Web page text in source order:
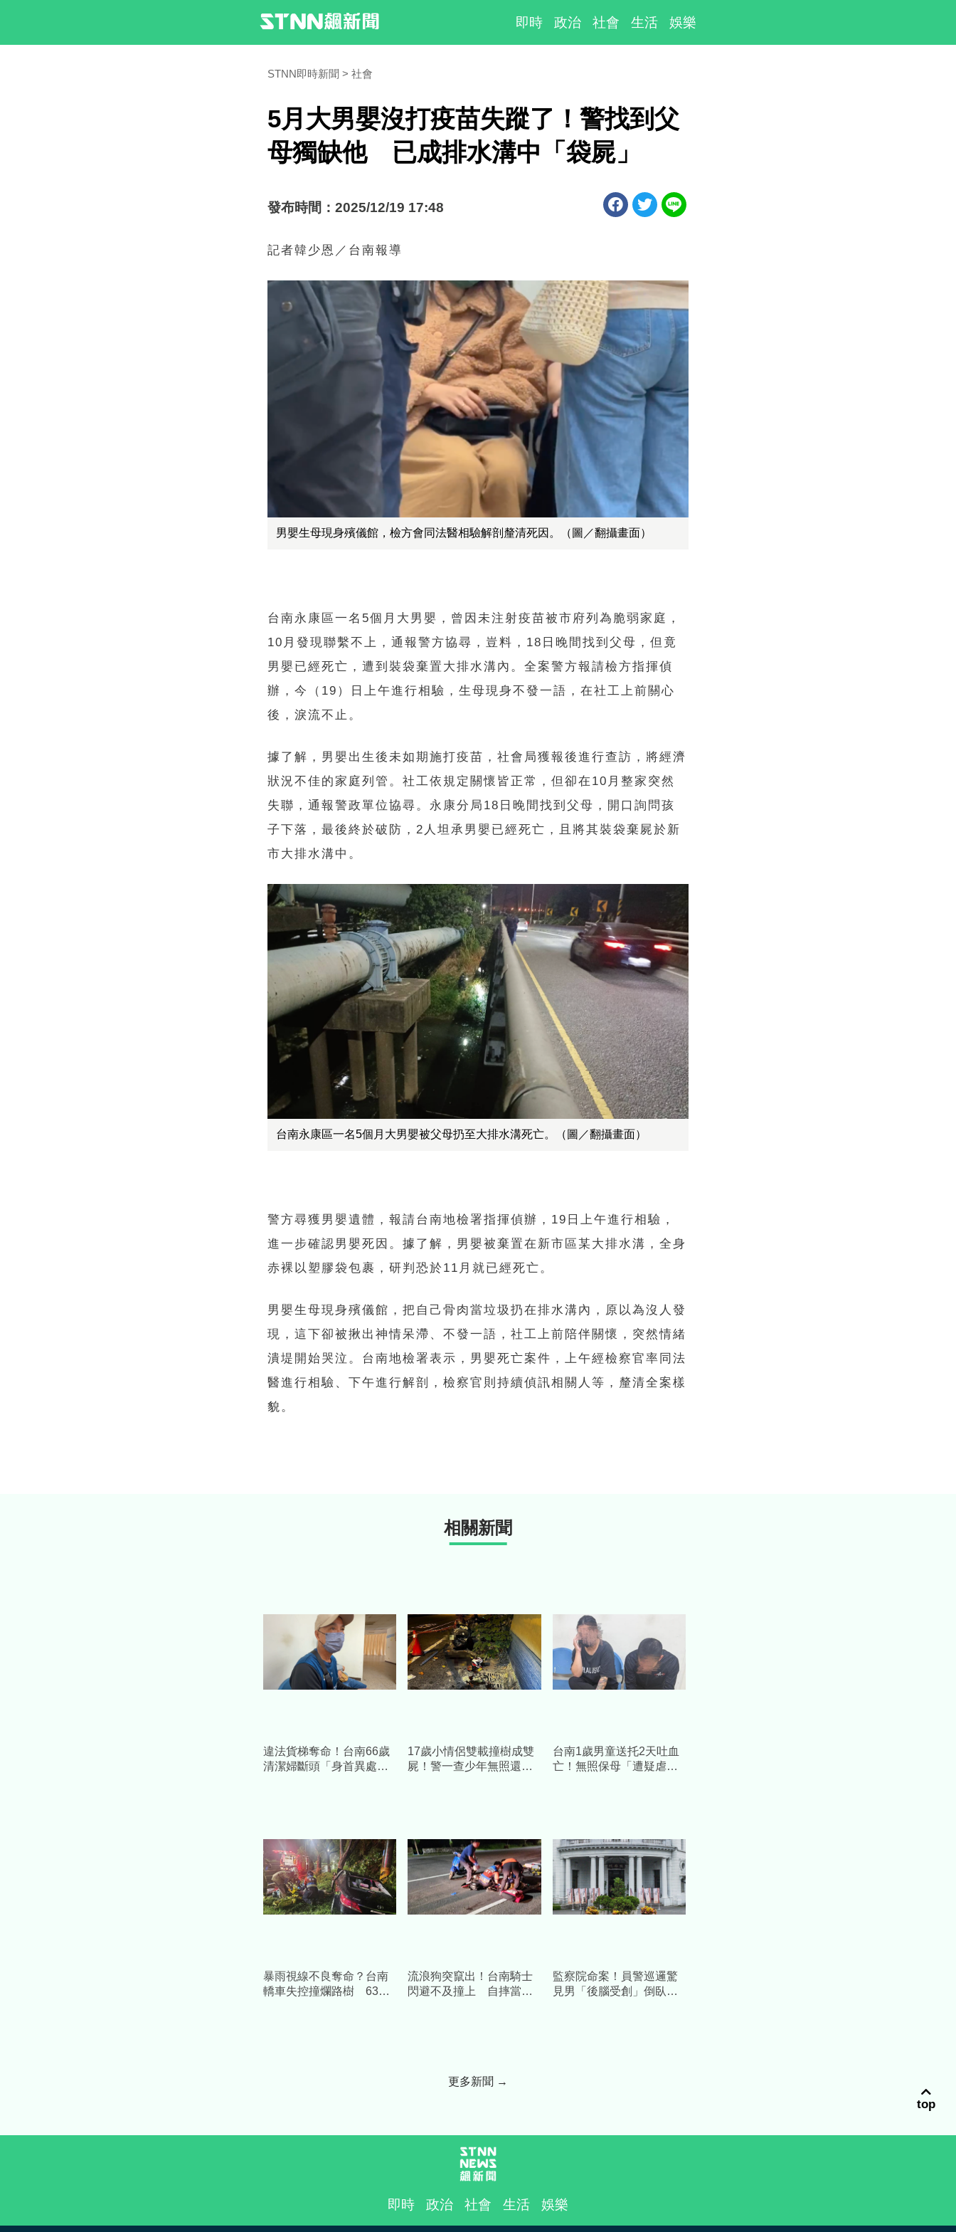
即時 政治 社會 生活 娛樂
STNN即時新聞 社會
5月大男嬰沒打疫苗失蹤了！警找到父
母獨缺他 已成排水溝中「袋屍」
發布時間：2025/12/19 17:48
記者韓少恩／台南報導
男嬰生母現身殯儀館，檢方會同法醫相驗解剖釐清死因。（圖／翻攝畫面）
台南永康區一名5個月大男嬰，曾因未注射疫苗被市府列為脆弱家庭，
10月發現聯繫不上，通報警方協尋，豈料，18日晚間找到父母，但竟
男嬰已經死亡，遭到裝袋棄置大排水溝內。全案警方報請檢方指揮偵
辦，今（19）日上午進行相驗，生母現身不發一語，在社工上前關心
後，淚流不止。
據了解，男嬰出生後未如期施打疫苗，社會局獲報後進行查訪，將經濟
狀況不佳的家庭列管。社工依規定關懷皆正常，但卻在10月整家突然
失聯，通報警政單位協尋。永康分局18日晚間找到父母，開口詢問孩
子下落，最後終於破防，2人坦承男嬰已經死亡，且將其裝袋棄屍於新
市大排水溝中。
台南永康區一名5個月大男嬰被父母扔至大排水溝死亡。（圖／翻攝畫面）
警方尋獲男嬰遺體，報請台南地檢署指揮偵辦，19日上午進行相驗，
進一步確認男嬰死因。據了解，男嬰被棄置在新市區某大排水溝，全身
赤裸以塑膠袋包裹，研判恐於11月就已經死亡。
男嬰生母現身殯儀館，把自己骨肉當垃圾扔在排水溝內，原以為沒人發
現，這下卻被揪出神情呆滯、不發一語，社工上前陪伴關懷，突然情緒
潰堤開始哭泣。台南地檢署表示，男嬰死亡案件，上午經檢察官率同法
醫進行相驗、下午進行解剖，檢察官則持續偵訊相關人等，釐清全案樣
貌。
相關新聞
違法貨梯奪命！台南66歲
清潔婦斷頭「身首異處」
17歲小情侶雙載撞樹成雙
屍！警一查少年無照還泥
台南1歲男童送托2天吐血
亡！無照保母「遭疑虐
暴雨視線不良奪命？台南
轎車失控撞爛路樹 63歲
流浪狗突竄出！台南騎士
閃避不及撞上 自摔當場
監察院命案！員警巡邏驚
見男「後腦受創」倒臥庫
更多新聞 →
即時 政治 社會 生活 娛樂
top